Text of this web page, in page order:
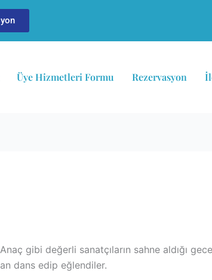
Üye Hizmetleri Formu Rezervasyon
gibi değerli sanatçıların sahne aldığı
dans edip eğlendiler.